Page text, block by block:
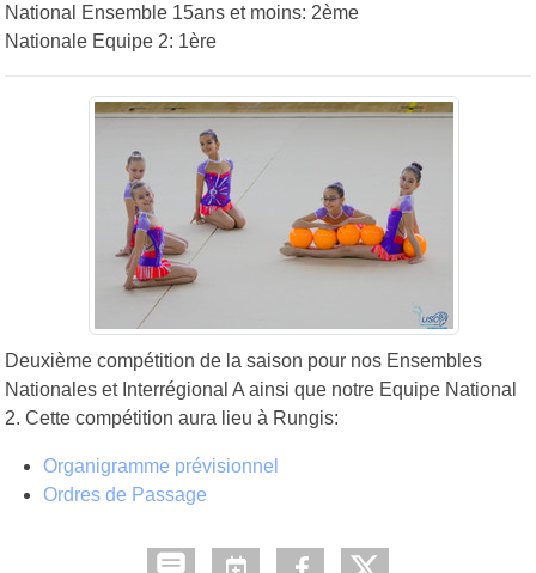
National Ensemble 15ans et moins: 2ème
Nationale Equipe 2: 1ère
Deuxième compétition de la saison pour nos Ensembles
Nationales et Interrégional A ainsi que notre Equipe National
2. Cette compétition aura lieu à Rungis:
Organigramme prévisionnel
Ordres de Passage